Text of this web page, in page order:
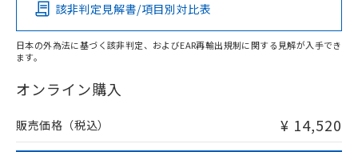
O
在庫等で未対応品が混在する可能性があります。
問い合わせください。
該非判定見解書/項目別対比表
日本の外為法に基づく該非判定、およびEAR再輸出規制に関する見解が入手でき
ます。
オンライン購入
販売価格（税込） ¥ 14,520